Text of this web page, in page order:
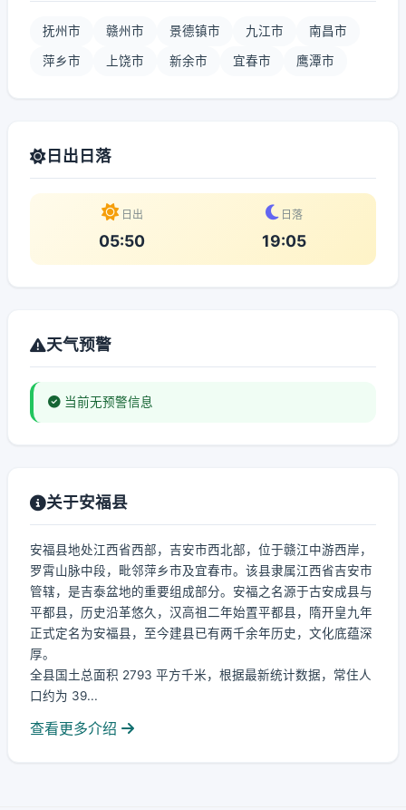
抚州市 赣州市 景德镇市 九江市 南昌市
萍乡市 上饶市 新余市 宜春市 鹰潭市
日出日落
日出
05:50
日落
19:05
天气预警
当前无预警信息
关于安福县
安福县地处江西省西部，吉安市西北部，位于赣江中游西岸，
罗霄山脉中段，毗邻萍乡市及宜春市。该县隶属江西省吉安市
管辖，是吉泰盆地的重要组成部分。安福之名源于古安成县与
平都县，历史沿革悠久，汉高祖二年始置平都县，隋开皇九年
正式定名为安福县，至今建县已有两千余年历史，文化底蕴深
厚。
全县国土总面积 2793 平方千米，根据最新统计数据，常住人
口约为 39...
查看更多介绍